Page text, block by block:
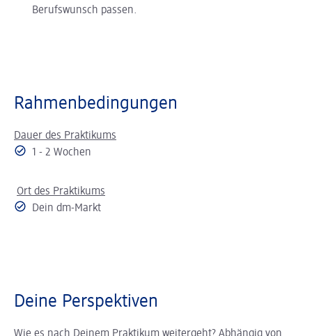
Berufswunsch passen.
Rahmenbedingungen
Dauer des Praktikums
1 - 2 Wochen
Ort des Praktikums
Dein dm-Markt
Deine Perspektiven